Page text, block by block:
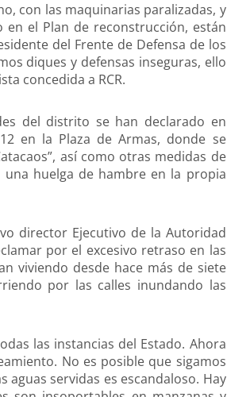
con las maquinarias paralizadas, y
el Plan de reconstrucción, están
del Frente de Defensa de los
diques y defensas inseguras, ello
concedida a RCR.
del distrito se han declarado en
en la Plaza de Armas, donde se
así como otras medidas de
huelga de hambre en la propia
director Ejecutivo de la Autoridad
por el excesivo retraso en las
viviendo desde hace más de siete
por las calles inundando las
las instancias del Estado. Ahora
No es posible que sigamos
aguas servidas es escandaloso. Hay